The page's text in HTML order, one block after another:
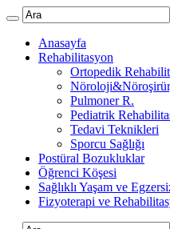
Anasayfa
Rehabilitasyon
Ortopedik
Pulmoner R.
Pediatrik
Tedavi Teknikleri
Sporcu Sağlığı
Postüral Bozukluklar
Öğrenci Köşesi
Sağlıklı Yaşam ve
Fizyoterapi ve